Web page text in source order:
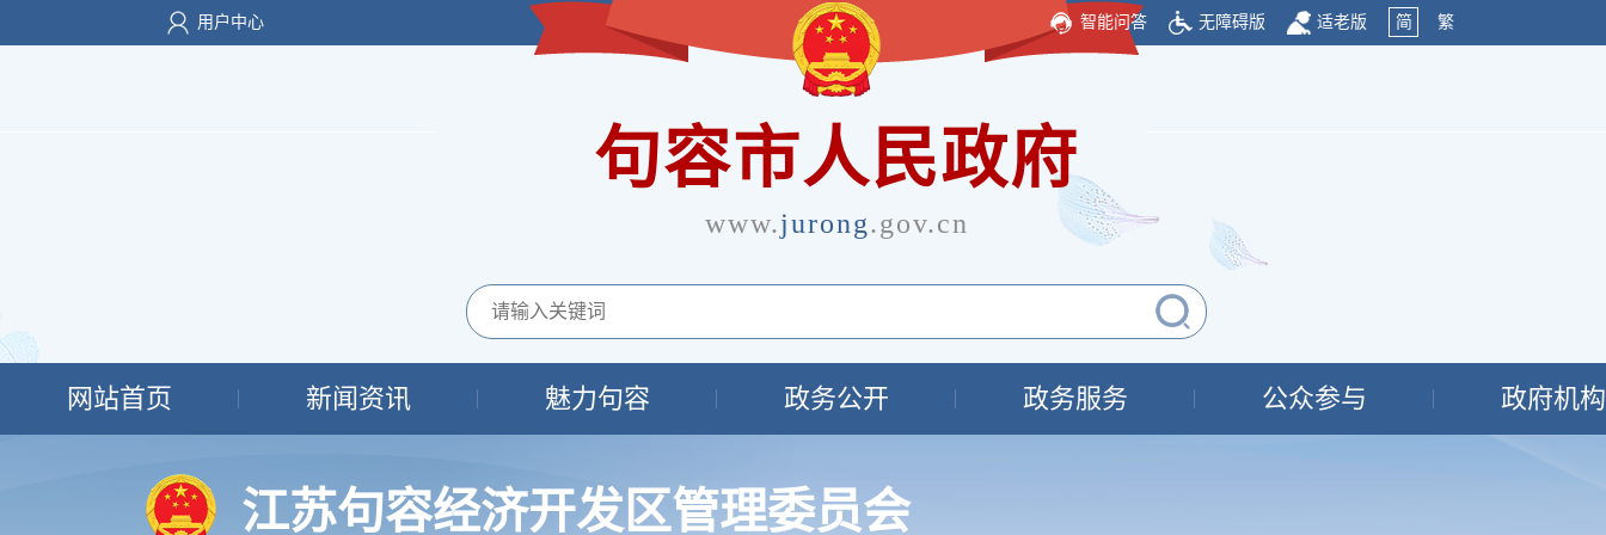
用户中心 智能问答 无障碍版 适老版 简 繁
句容市人民政府
www.jurong.gov.cn
网站首页 新闻资讯 魅力句容 政务公开 政务服务 公众参与 政府机构
江苏句容经济开发区管理委员会